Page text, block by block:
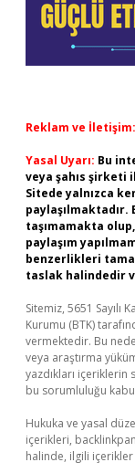
Reklam ve İletişim:
Yasal Uyarı: Bu
veya şahıs şirketi
Sitede yalnızca
taşımamakta
paylaşım
benzerlikleri
taslak halindedir
Sitemiz, 5651 Sayılı
Kurumu (BTK)
vermektedir. Bu
veya araştırma
yazdıkları
bu sorumluluğu
Hukuka ve yasal
içerikleri,
halinde, ilgili içerikler